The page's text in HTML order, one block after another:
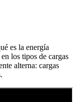
es la energía
los tipos de cargas
alterna: cargas